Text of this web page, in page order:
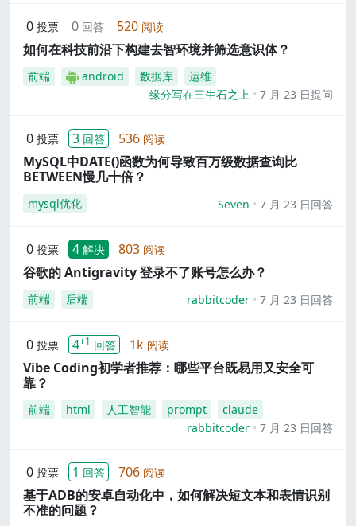
0 投票 0 回答 520 阅读
如何在科技前沿下构建去智环境并筛选意识体？
前端 android 数据库
运维
缘分写在三生石之上
7 月 23 日提问
0 投票 3 回答 536 阅读
MySQL中DATE()函数为何导致百万级数据查询比
BETWEEN慢几十倍？
mysql优化 Seven 7 月 23 日回答
0 投票 4 解决 803 阅读
谷歌的 Antigravity 登录不了账号怎么办？
前端 后端 rabbitcoder 7 月 23 日回答
0 投票 4+1 回答 1k 阅读
Vibe Coding初学者推荐：哪些平台既易用又安全可
靠？
前端 html 人工智能 prompt
claude
rabbitcoder
7 月 23 日回答
0 投票 1 回答 706 阅读
基于ADB的安卓自动化中，如何解决短文本和表情识别
不准的问题？